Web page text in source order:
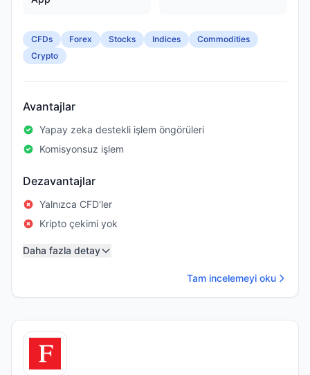
CFDs Forex Stocks Indices
Commodities
Crypto
Avantajlar
Yapay zeka destekli işlem öngörüleri
Komisyonsuz işlem
Dezavantajlar
Yalnızca CFD'ler
Kripto çekimi yok
Daha fazla detay
Tam incelemeyi oku